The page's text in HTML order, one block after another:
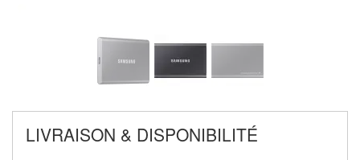
LIVRAISON & DISPONIBILITÉ